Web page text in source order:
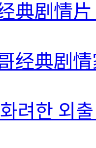
典剧情
经典剧
려한 외